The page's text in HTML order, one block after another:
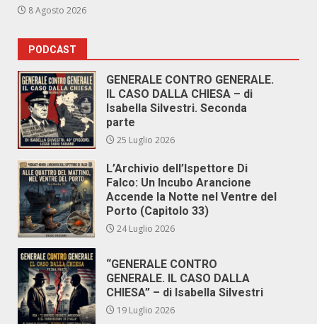
8 Agosto 2026
PODCAST
GENERALE CONTRO GENERALE.
IL CASO DALLA CHIESA – di
Isabella Silvestri. Seconda
parte
25 Luglio 2026
L’Archivio dell’Ispettore Di
Falco: Un Incubo Arancione
Accende la Notte nel Ventre del
Porto (Capitolo 33)
24 Luglio 2026
“GENERALE CONTRO
GENERALE. IL CASO DALLA
CHIESA” – di Isabella Silvestri
19 Luglio 2026